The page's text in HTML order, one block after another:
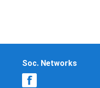
Soc. Networks